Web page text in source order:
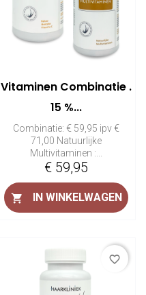
Vitaminen Combinatie .
15 %...
Combinatie: € 59,95 ipv €
71,00 Natuurlijke
Multivitaminen :...
Prijs
€ 59,95
 IN WINKELWAGEN
favorite_border